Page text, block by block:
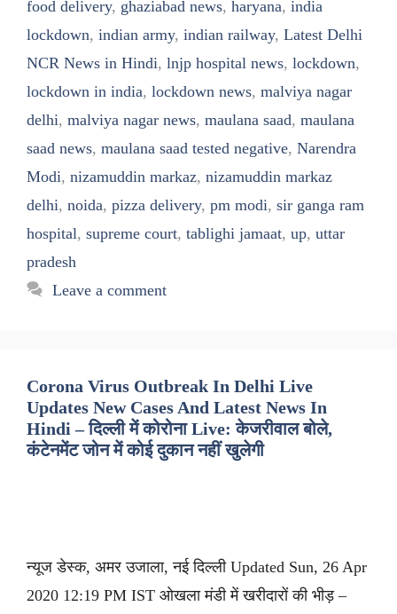
food delivery, ghaziabad news, haryana, india
lockdown, indian army, indian railway, Latest Delhi
NCR News in Hindi, lnjp hospital news, lockdown,
lockdown in india, lockdown news, malviya nagar
delhi, malviya nagar news, maulana saad, maulana
saad news, maulana saad tested negative, Narendra
Modi, nizamuddin markaz, nizamuddin markaz
delhi, noida, pizza delivery, pm modi, sir ganga ram
hospital, supreme court, tablighi jamaat, up, uttar
pradesh
Leave a comment
Corona Virus Outbreak In Delhi Live
Updates New Cases And Latest News In
Hindi – दिल्ली में कोरोना Live: केजरीवाल बोले,
कंटेनमेंट जोन में कोई दुकान नहीं खुलेगी
न्यूज डेस्क, अमर उजाला, नई दिल्ली Updated Sun, 26 Apr
2020 12:19 PM IST ओखला मंडी में खरीदारों की भीड़ –